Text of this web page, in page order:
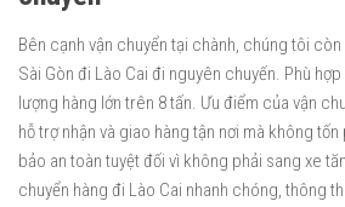
Bên cạnh vận chuyển tại chành, chúng tôi còn
Sài Gòn đi Lào Cai đi nguyên chuyến. Phù
lượng hàng lớn trên 8 tấn. Ưu điểm của vận
hỗ trợ nhận và giao hàng tận nơi mà không
bảo an toàn tuyệt đối vì không phải sang xe
chuyển hàng đi Lào Cai nhanh chóng, thông